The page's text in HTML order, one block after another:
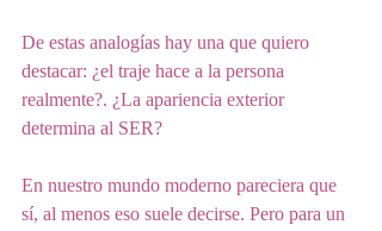
De estas analogías hay una que quiero
destacar: ¿el traje hace a la persona
realmente?. ¿La apariencia exterior
determina al SER?
En nuestro mundo moderno pareciera que
sí, al menos eso suele decirse. Pero para un